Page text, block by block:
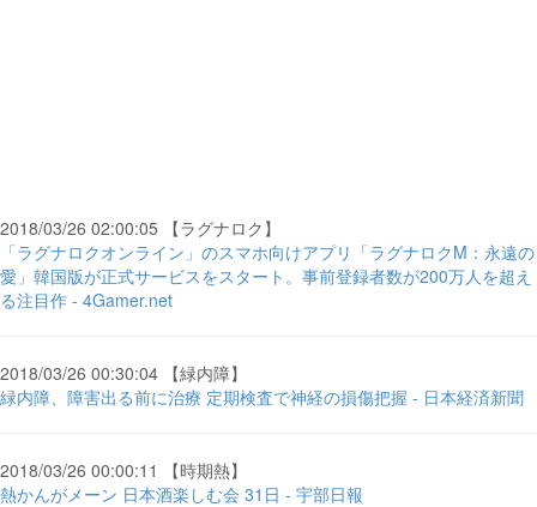
2018/03/26 02:00:05 【ラグナロク】
「ラグナロクオンライン」のスマホ向けアプリ「ラグナロクM：永遠の
愛」韓国版が正式サービスをスタート。事前登録者数が200万人を超え
る注目作 - 4Gamer.net
2018/03/26 00:30:04 【緑内障】
緑内障、障害出る前に治療 定期検査で神経の損傷把握 - 日本経済新聞
2018/03/26 00:00:11 【時期熱】
熱かんがメーン 日本酒楽しむ会 31日 - 宇部日報